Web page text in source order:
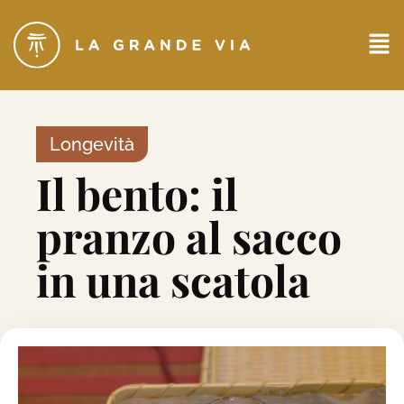
Longevità
Il bento: il
pranzo al sacco
in una scatola